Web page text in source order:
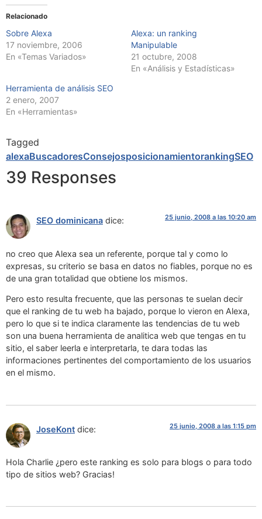
Relacionado
Sobre Alexa
17 noviembre, 2006
En «Temas Variados»
Alexa: un ranking
Manipulable
21 octubre, 2008
En «Análisis y Estadísticas»
Herramienta de análisis SEO
2 enero, 2007
En «Herramientas»
Tagged
alexaBuscadoresConsejosposicionamientorankingSEO
39 Responses
SEO dominicana dice: 25 junio, 2008 a las 10:20 am
no creo que Alexa sea un referente, porque tal y como lo
expresas, su criterio se basa en datos no fiables, porque no es
de una gran totalidad que obtiene los mismos.
Pero esto resulta frecuente, que las personas te suelan decir
que el ranking de tu web ha bajado, porque lo vieron en Alexa,
pero lo que si te indica claramente las tendencias de tu web
son una buena herramienta de analitica web que tengas en tu
sitio, el saber leerla e interpretarla, te dara todas las
informaciones pertinentes del comportamiento de los usuarios
en el mismo.
JoseKont dice: 25 junio, 2008 a las 1:15 pm
Hola Charlie ¿pero este ranking es solo para blogs o para todo
tipo de sitios web? Gracias!